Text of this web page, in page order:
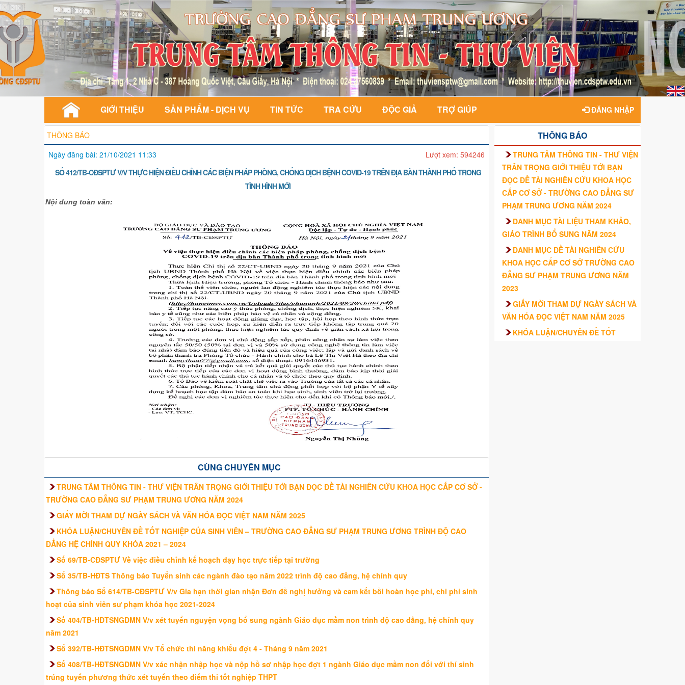
GIỚI THIỆU SẢN PHẨM - DỊCH VỤ TIN TỨC TRA CỨU ĐỘC GIẢ TRỢ GIÚP ĐĂNG NHẬP
THÔNG BÁO
Ngày đăng bài: 21/10/2021 11:33
Lượt xem: 594246
SỐ 412/TB-CĐSPTƯ V/V THỰC HIỆN ĐIỀU CHỈNH CÁC BIỆN PHÁP PHÒNG, CHỐNG DỊCH BỆNH COVID-19 TRÊN ĐỊA BÀN THÀNH PHỐ TRONG
TÌNH HÌNH MỚI
Nội dung toàn văn:
CÙNG CHUYÊN MỤC
TRUNG TÂM THÔNG TIN - THƯ VIỆN TRÂN TRỌNG GIỚI THIỆU TỚI BẠN ĐỌC ĐỀ TÀI NGHIÊN CỨU KHOA HỌC CẤP CƠ SỞ -
TRƯỜNG CAO ĐẲNG SƯ PHẠM TRUNG ƯƠNG NĂM 2024
GIẤY MỜI THAM DỰ NGÀY SÁCH VÀ VĂN HÓA ĐỌC VIỆT NAM NĂM 2025
KHÓA LUẬN/CHUYÊN ĐỀ TỐT NGHIỆP CỦA SINH VIÊN – TRƯỜNG CAO ĐẲNG SƯ PHẠM TRUNG ƯƠNG TRÌNH ĐỘ CAO
ĐẲNG HỆ CHÍNH QUY KHÓA 2021 – 2024
Số 69/TB-CĐSPTƯ Về việc điều chỉnh kế hoạch dạy học trực tiếp tại trường
Số 35/TB-HĐTS Thông báo Tuyển sinh các ngành đào tạo năm 2022 trình độ cao đẳng, hệ chính quy
Thông báo Số 614/TB-CĐSPTƯ V/v Gia hạn thời gian nhận Đơn đề nghị hưởng và cam kết bồi hoàn học phí, chi phí sinh
hoạt của sinh viên sư phạm khóa học 2021-2024
Số 404/TB-HĐTSNGDMN V/v xét tuyển nguyện vọng bổ sung ngành Giáo dục mầm non trình độ cao đẳng, hệ chính quy
năm 2021
Số 392/TB-HĐTSNGDMN V/v Tổ chức thi năng khiếu đợt 4 - Tháng 9 năm 2021
Số 408/TB-HĐTSNGDMN V/v xác nhận nhập học và nộp hồ sơ nhập học đợt 1 ngành Giáo dục mầm non đối với thí sinh
trúng tuyển phương thức xét tuyển theo điểm thi tốt nghiệp THPT
THÔNG BÁO
TRUNG TÂM THÔNG TIN - THƯ VIỆN
TRÂN TRỌNG GIỚI THIỆU TỚI BẠN
ĐỌC ĐỀ TÀI NGHIÊN CỨU KHOA HỌC
CẤP CƠ SỞ - TRƯỜNG CAO ĐẲNG SƯ
PHẠM TRUNG ƯƠNG NĂM 2024
DANH MỤC TÀI LIỆU THAM KHẢO,
GIÁO TRÌNH BỔ SUNG NĂM 2024
DANH MỤC ĐỀ TÀI NGHIÊN CỨU
KHOA HỌC CẤP CƠ SỞ TRƯỜNG CAO
ĐẲNG SƯ PHẠM TRUNG ƯƠNG NĂM
2023
GIẤY MỜI THAM DỰ NGÀY SÁCH VÀ
VĂN HÓA ĐỌC VIỆT NAM NĂM 2025
KHÓA LUẬN/CHUYÊN ĐỀ TỐT